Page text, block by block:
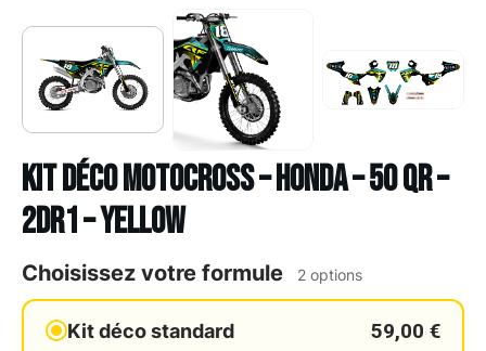
Kit déco Motocross – HONDA – 50 QR –
2DR1 – YELLOW
Choisissez votre formule 2 options
Kit déco standard 59,00 €